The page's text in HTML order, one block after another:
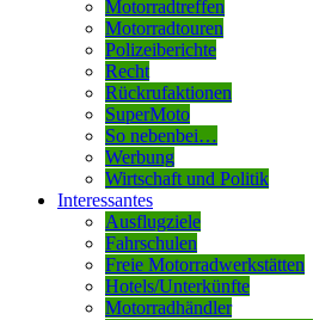
Motorradtreffen
Motorradtouren
Polizeiberichte
Recht
Rückrufaktionen
SuperMoto
So nebenbei…
Werbung
Wirtschaft und Politik
Interessantes
Ausflugziele
Fahrschulen
Freie Motorradwerkstätten
Hotels/Unterkünfte
Motorradhändler